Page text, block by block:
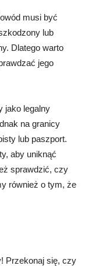
musi być
lub
Dlatego warto
jego
jako legalny
na granicy
lub paszport.
aby uniknąć
sprawdzić, czy
również o tym, że
Przekonaj się, czy